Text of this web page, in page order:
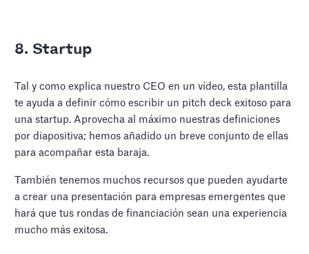
8. Startup
Tal y como explica nuestro CEO en un vídeo, esta plantilla
te ayuda a definir cómo escribir un pitch deck exitoso para
una startup. Aprovecha al máximo nuestras definiciones
por diapositiva; hemos añadido un breve conjunto de ellas
para acompañar esta baraja.
También tenemos muchos recursos que pueden ayudarte
a crear una presentación para empresas emergentes que
hará que tus rondas de financiación sean una experiencia
mucho más exitosa.